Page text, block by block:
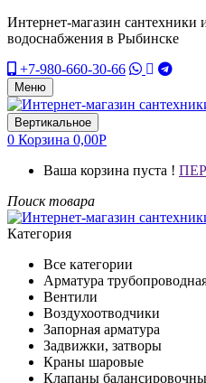
Интернет-магазин сантехники
водоснабжения в Рыбинске
+7-980-660-30-66
Меню
Вертикальное
0 Корзина 0,00Р
Ваша корзина пуста !
Поиск товара
Категория
Все категории
Арматура
Вентили
Воздухоотводчики
Запорная арматура
Задвижки, затворы
Краны шаровые
Клапаны